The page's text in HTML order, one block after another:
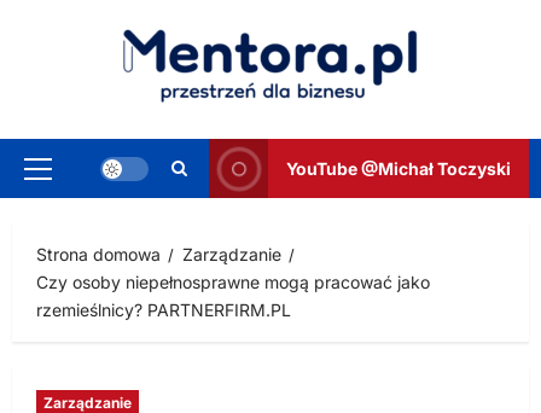
Menu
YouTube @Michał Toczyski
Strona domowa
Zarządzanie
Czy osoby niepełnosprawne mogą pracować jako
rzemieślnicy? PARTNERFIRM.PL
Zarządzanie